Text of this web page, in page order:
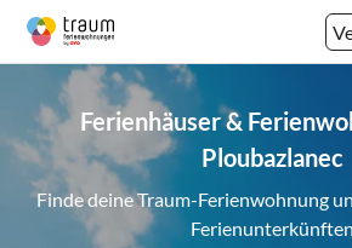
Ferienhäuser &
Ploubazlanec
Finde deine Traum-Ferienwohnung